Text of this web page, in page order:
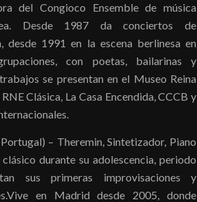
del Congioco Ensemble de música
Desde 1987 da conciertos de
desde 1991 en la escena berlinesa en
con poetas, bailarinas y
se presentan en el Museo Reina
Clásica, La Casa Encendida, CCCB y
– Theremin, Sintetizador, Piano
durante su adolescencia, periodo
sus primeras improvisaciones y
en Madrid desde 2005, donde